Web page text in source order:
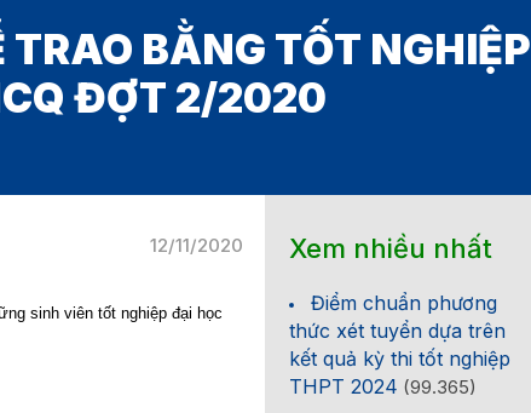
BẰNG TỐT NGHIỆP
ĐỢT 2/2020
12/11/2020
sinh viên tốt nghiệp đại học
Xem nhiều nhất
Điểm chuẩn phương
thức xét tuyển dựa trên
kết quả kỳ thi tốt nghiệp
THPT 2024 (99.365)